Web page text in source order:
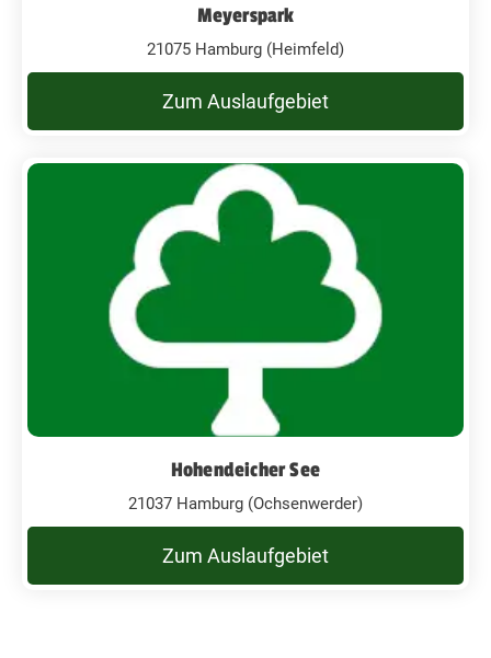
Meyerspark
21075 Hamburg (Heimfeld)
Zum Auslaufgebiet
Hohendeicher See
21037 Hamburg (Ochsenwerder)
Zum Auslaufgebiet